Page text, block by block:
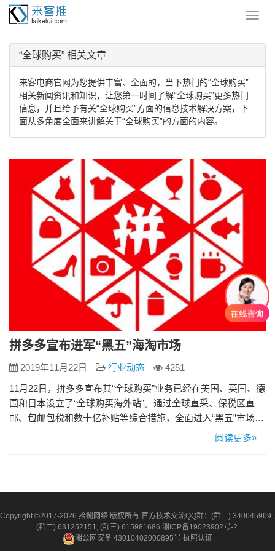
“全球购买” 相关文章
来客电商官网为您提供丰富、全面的，当下热门的“全球购买”
相关新闻资讯和知识，让您第一时间了解“全球购买”更多热门
信息，并且给予有关“全球购买”方面的信息技术解决方案，下
面从多角度全面来讲解关于“全球购买”的方面的内容。
拼多多宣布进军“黑五”海淘市场
2019年11月22日 行业动态
4251
11月22日，拼多多宣布其“全球购买”业务已经在美国、英国、德
国和日本设立了“全球购买海外站”。通过全球直采、保税区直
邮、包邮包税和数十亿补贴等综合措施，全面进入“黑五”市场。
据拼多多全球采购相关负责人介绍，未来三年拼多多将引进1万
阅读更多»
Copyright ©2017-2026 拾捌网络 版权所有 官方技术交流QQ群：(群一) 340645969 ,
(群二) 631252151, (群三) 615981686 湘ICP备19023902号-2
湘公网安备 43010402000895号 执照认证